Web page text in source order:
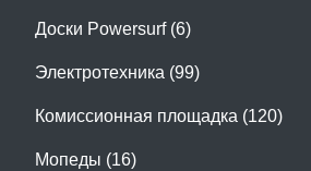
Доски Powersurf (6)
Электротехника (99)
Комиссионная площадка (120)
Мопеды (16)